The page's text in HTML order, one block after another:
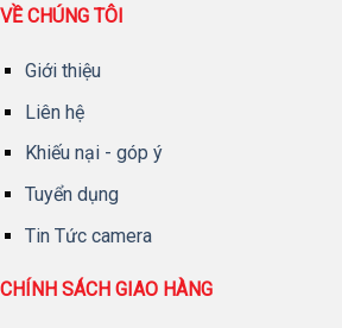
VỀ CHÚNG TÔI
Giới thiệu
Liên hệ
Khiếu nại - góp ý
Tuyển dụng
Tin Tức camera
CHÍNH SÁCH GIAO HÀNG